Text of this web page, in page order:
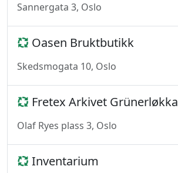
Sannergata 3, Oslo
Oasen Bruktbutikk
Skedsmogata 10, Oslo
Fretex Arkivet Grünerløkka
Olaf Ryes plass 3, Oslo
Inventarium